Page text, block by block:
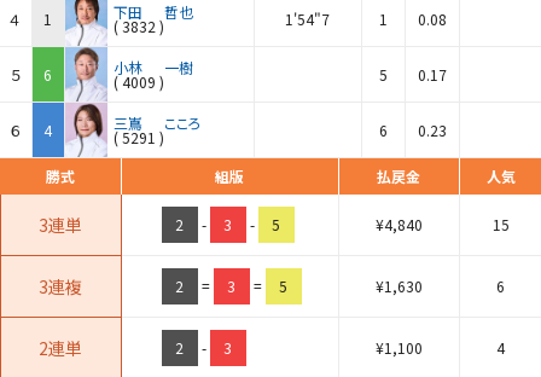
４ 1 下田 哲也
(3832 ) 1'54"7 1 0.08
５ 6 小林 一樹
(4009 ) 5 0.17
６ 4 三嶌 こころ
(5291 ) 6 0.23
勝式 組版 払戻金 人気
3連単 2 - 3 - 5 ¥4,840 15
3連複 2 = 3 = 5 ¥1,630 6
2連単 2 - 3 ¥1,100 4